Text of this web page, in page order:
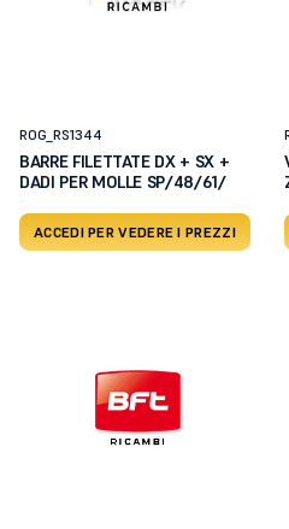
ROG_RS1344
BARRE FILETTATE DX + SX +
DADI PER MOLLE SP/48/61/
ACCEDI PER VEDERE I PREZZI